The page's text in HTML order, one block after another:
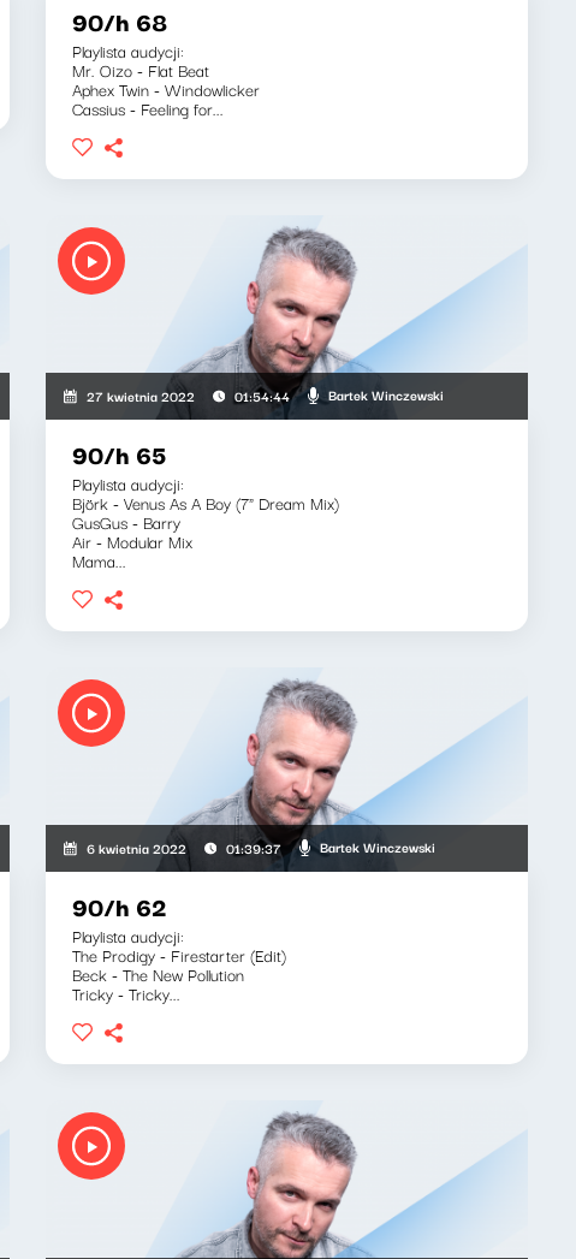
90/h 68
Playlista audycji:
Mr. Oizo - Flat Beat
Aphex Twin - Windowlicker
Cassius - Feeling for...
27 kwietnia 2022 01:54:44 Bartek Winczewski
90/h 65
Playlista audycji:
Björk - Venus As A Boy (7" Dream Mix)
GusGus - Barry
Air - Modular Mix
Mama...
6 kwietnia 2022 01:39:37 Bartek Winczewski
90/h 62
Playlista audycji:
The Prodigy - Firestarter (Edit)
Beck - The New Pollution
Tricky - Tricky...